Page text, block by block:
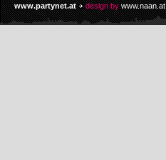
www.partynet.at design by www.naan.at